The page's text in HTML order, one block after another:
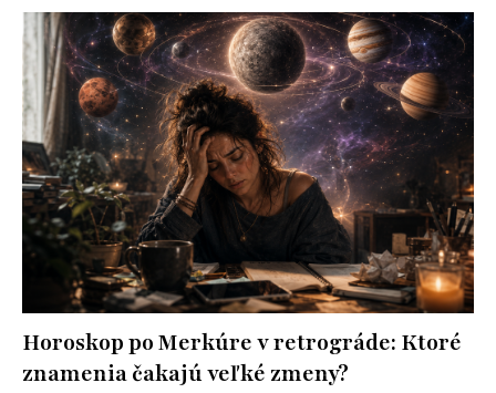
Horoskop po Merkúre v retrográde: Ktoré
znamenia čakajú veľké zmeny?